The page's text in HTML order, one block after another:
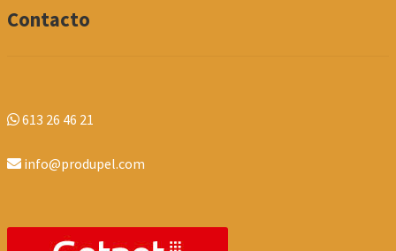
Contacto
613 26 46 21
info@produpel.com